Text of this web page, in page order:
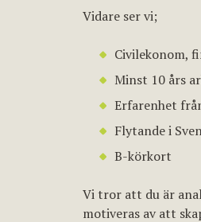
Vidare ser vi;
Civilekonom,
Minst 10 års
Erfarenhet
Flytande i
B-körkort
Vi tror att du är
motiveras av att